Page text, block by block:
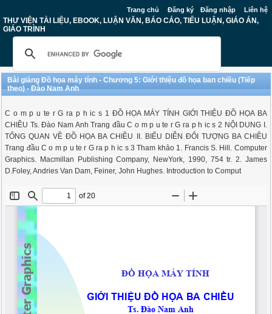
Trang chủ Đăng ký Đăng nhập Liên hệ
THƯ VIỆN TÀI LIỆU, EBOOK, LUẬN VĂN, BÁO CÁO, TIỂU LUẬN, GIÁO ÁN,
GIÁO TRÌNH
Bài giảng Đồ họa máy tính - Chương 5: Giới thiệu đồ họa ban chiều (Tiếp
theo) - Đào Nam Anh
C o m p u te r G ra p h ic s 1 ĐỒ HỌA MÁY TÍNH GIỚI THIỆU ĐỒ HỌA BA
CHIỀU Ts. Đào Nam Anh Trang đầu C o m p u te r G ra p h ic s 2 NỘI DUNG I.
TỔNG QUAN VỀ ĐỒ HỌA BA CHIỀU II. BIỂU DIỄN ĐỐI TƯỢNG BA CHIỀU
Trang đầu C o m p u te r G ra p h ic s 3 Tham khảo 1. Francis S. Hill. Computer
Graphics. Macmillan Publishing Company, NewYork, 1990, 754 tr. 2. James
D.Foley, Andries Van Dam, Feiner, John Hughes. Introduction to Comput